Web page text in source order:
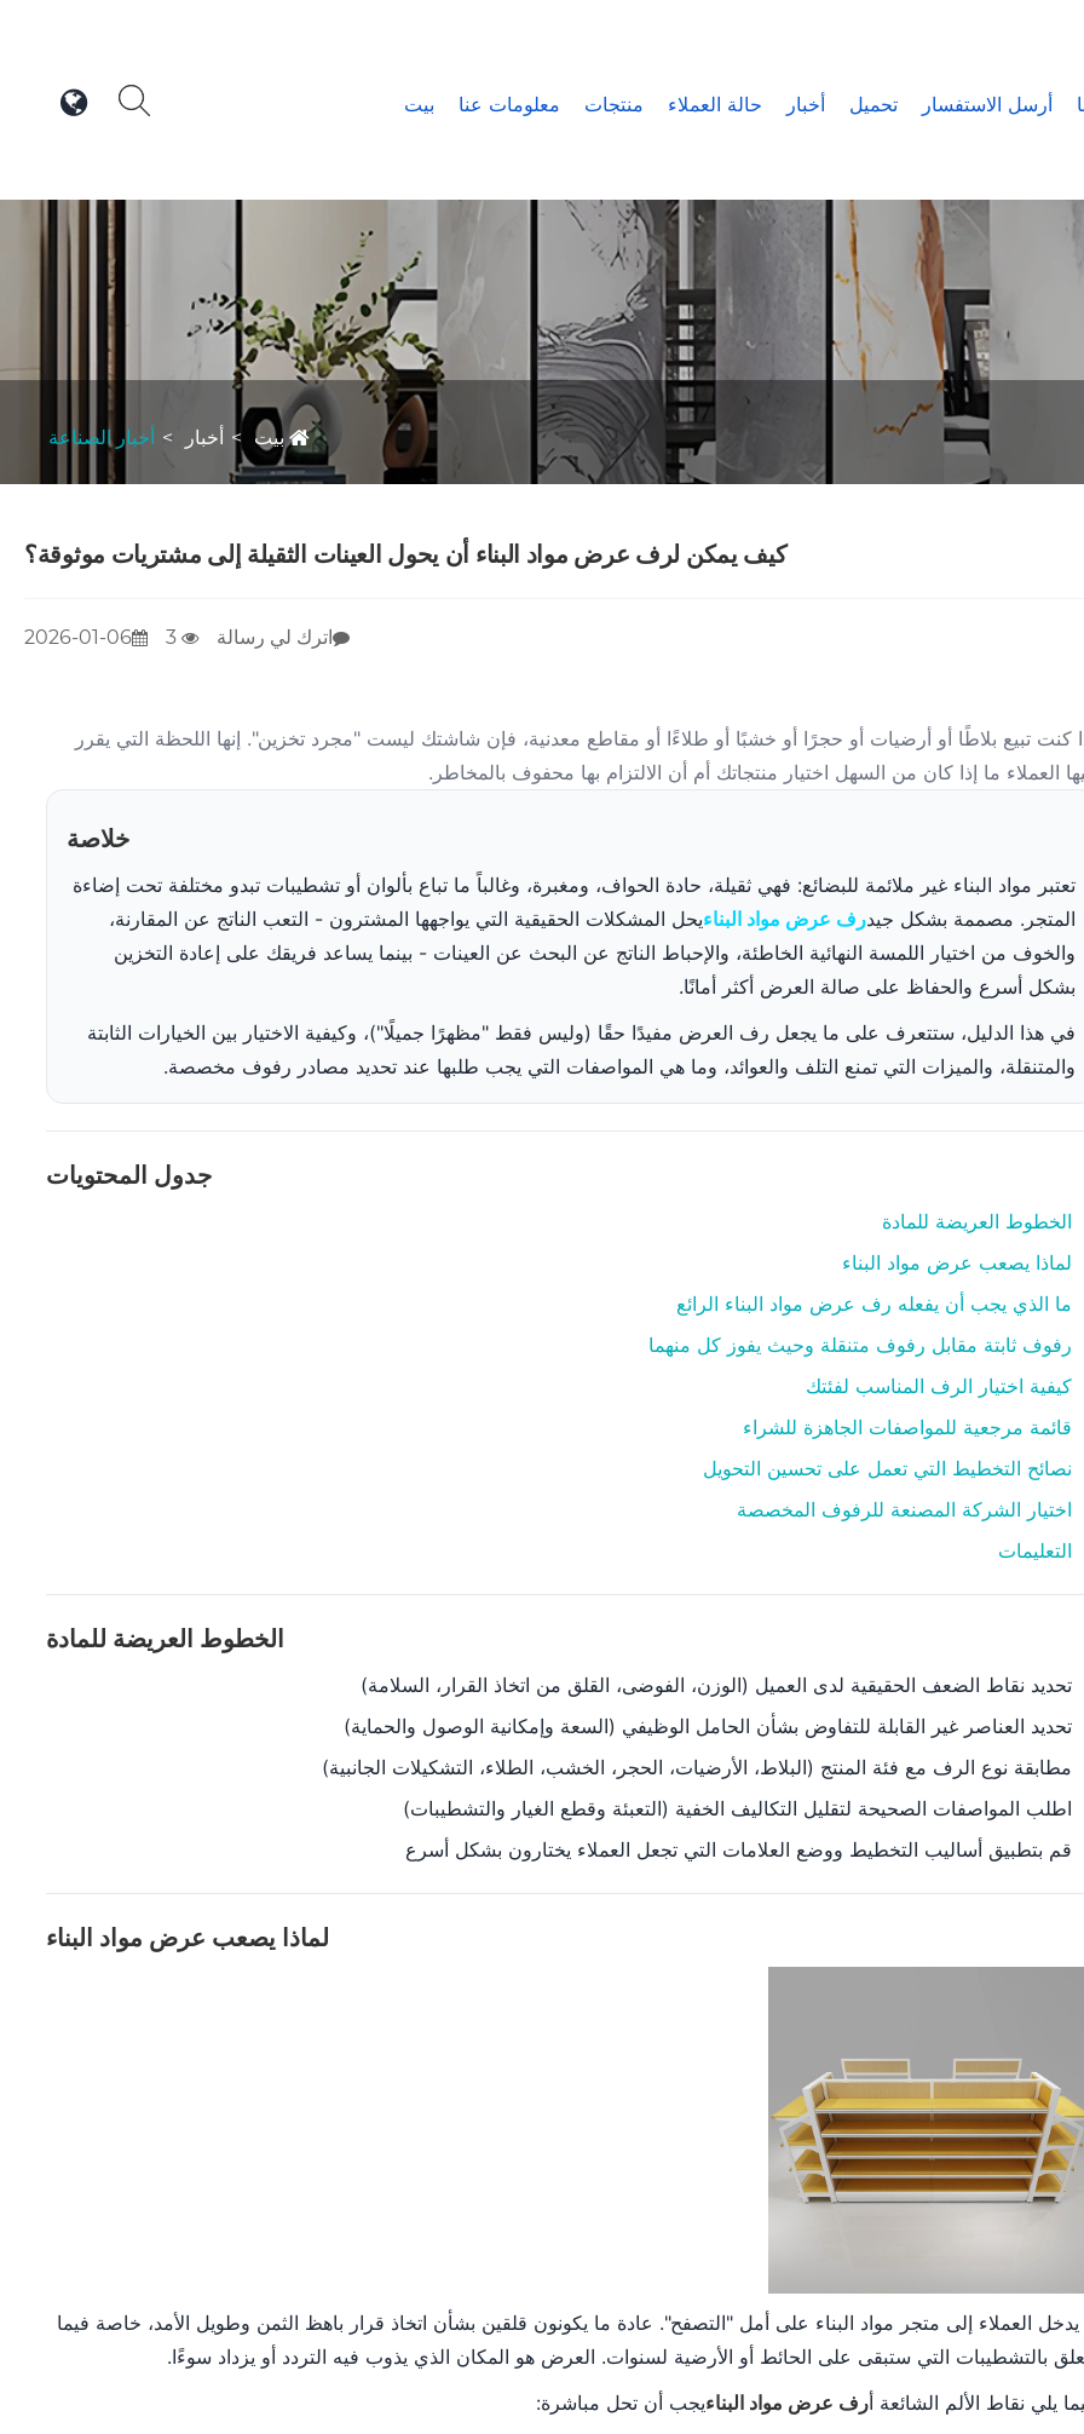
بيت معلومات عنا منتجات حالة العملاء أخبار تحميل أرسل الاستفسار
بيت أخبار أخبار الصناعة
كيف يمكن لرف عرض مواد البناء أن يحول العينات الثقيلة إلى مشتريات موثوقة؟
2026-01-06 اترك لي رسالة
كنت تبيع بلاطًا أو أرضيات أو حجرًا أو خشبًا أو طلاءًا أو مقاطع معدنية، فإن شاشتك ليست "مجرد تخزين". إنها اللحظة التي يقرر
العملاء ما إذا كان من السهل اختيار منتجاتك أم أن الالتزام بها محفوف بالمخاطر.
خلاصة
تعتبر مواد البناء غير ملائمة للبضائع: فهي ثقيلة، حادة الحواف، ومغبرة، وغالباً ما تباع بألوان أو تشطيبات تبدو مختلفة تحت إضاءة
المتجر. مصممة بشكل جيدرف عرض مواد البناءيحل المشكلات الحقيقية التي يواجهها المشترون - التعب الناتج عن المقارنة،
والخوف من اختيار اللمسة النهائية الخاطئة، والإحباط الناتج عن البحث عن العينات - بينما يساعد فريقك على إعادة التخزين
بشكل أسرع والحفاظ على صالة العرض أكثر أمانًا.
في هذا الدليل، ستتعرف على ما يجعل رف العرض مفيدًا حقًا (وليس فقط "مظهرًا جميلًا")، وكيفية الاختيار بين الخيارات الثابتة
والمتنقلة، والميزات التي تمنع التلف والعوائد، وما هي المواصفات التي يجب طلبها عند تحديد مصادر رفوف مخصصة.
جدول المحتويات
الخطوط العريضة للمادة
لماذا يصعب عرض مواد البناء
ما الذي يجب أن يفعله رف عرض مواد البناء الرائع
رفوف ثابتة مقابل رفوف متنقلة وحيث يفوز كل منهما
كيفية اختيار الرف المناسب لفئتك
قائمة مرجعية للمواصفات الجاهزة للشراء
نصائح التخطيط التي تعمل على تحسين التحويل
اختيار الشركة المصنعة للرفوف المخصصة
التعليمات
الخطوط العريضة للمادة
تحديد نقاط الضعف الحقيقية لدى العميل (الوزن، الفوضى، القلق من اتخاذ القرار، السلامة)
تحديد العناصر غير القابلة للتفاوض بشأن الحامل الوظيفي (السعة وإمكانية الوصول والحماية)
مطابقة نوع الرف مع فئة المنتج (البلاط، الأرضيات، الحجر، الخشب، الطلاء، التشكيلات الجانبية)
اطلب المواصفات الصحيحة لتقليل التكاليف الخفية (التعبئة وقطع الغيار والتشطيبات)
قم بتطبيق أساليب التخطيط ووضع العلامات التي تجعل العملاء يختارون بشكل أسرع
لماذا يصعب عرض مواد البناء
يدخل العملاء إلى متجر مواد البناء على أمل "التصفح". عادة ما يكونون قلقين بشأن اتخاذ قرار باهظ الثمن وطويل الأمد، خاصة فيما
بالتشطيبات التي ستبقى على الحائط أو الأرضية لسنوات. العرض هو المكان الذي يذوب فيه التردد أو يزداد سوءًا.
يلي نقاط الألم الشائعة أرف عرض مواد البناءيجب أن تحل مباشرة: